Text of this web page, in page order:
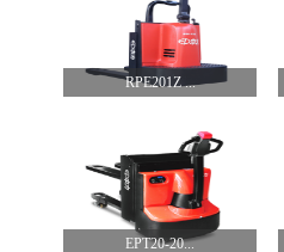
RPE201Z ...
EPT20-20...